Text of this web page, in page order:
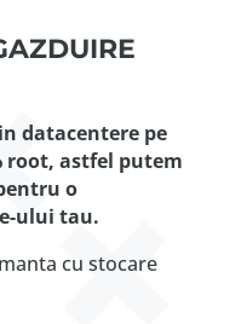
datacentere pe
root, astfel putem
o
ului tau.
cu stocare